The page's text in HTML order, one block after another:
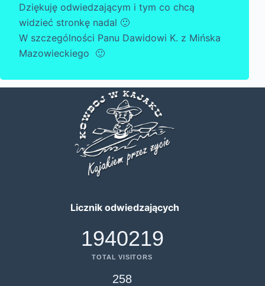
Dziękuję odwiedzającym i tym co chcą
widzieć stronkę nadal 🙂
W szczególności Panu Dawidowi K. z Mińska
Mazowieckiego 🙂
Licznik odwiedzających
1940219
TOTAL VISITORS
258